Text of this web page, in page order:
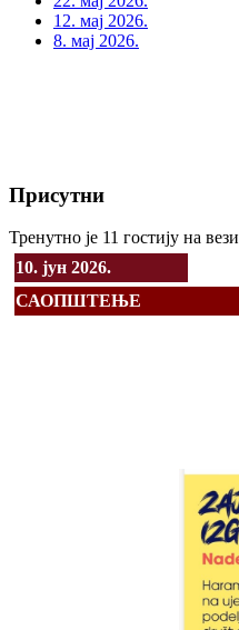
12. мај 2026.
8. мај 2026.
Присутни
Тренутно је 11 гостију на вези
10. јун 2026.
САОПШТЕЊЕ